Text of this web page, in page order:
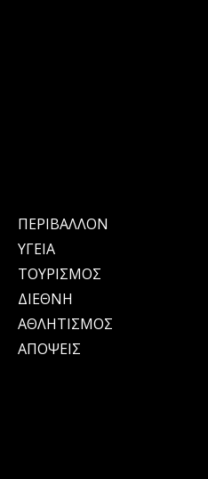
ΠΕΡΙΒΑΛΛΟΝ
ΥΓΕΙΑ
ΤΟΥΡΙΣΜΟΣ
ΔΙΕΘΝΗ
ΑΘΛΗΤΙΣΜΟΣ
ΑΠΟΨΕΙΣ